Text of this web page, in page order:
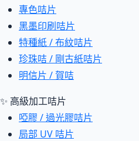
專色咭片
黑墨印刷咭片
特種紙 / 布紋咭片
珍珠咭 / 剛古紙咭片
明信片 / 賀咭
✨ 高級加工咭片
啞膠 / 過光膠咭片
局部 UV 咭片